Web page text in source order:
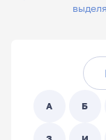
Поиск по
А Б